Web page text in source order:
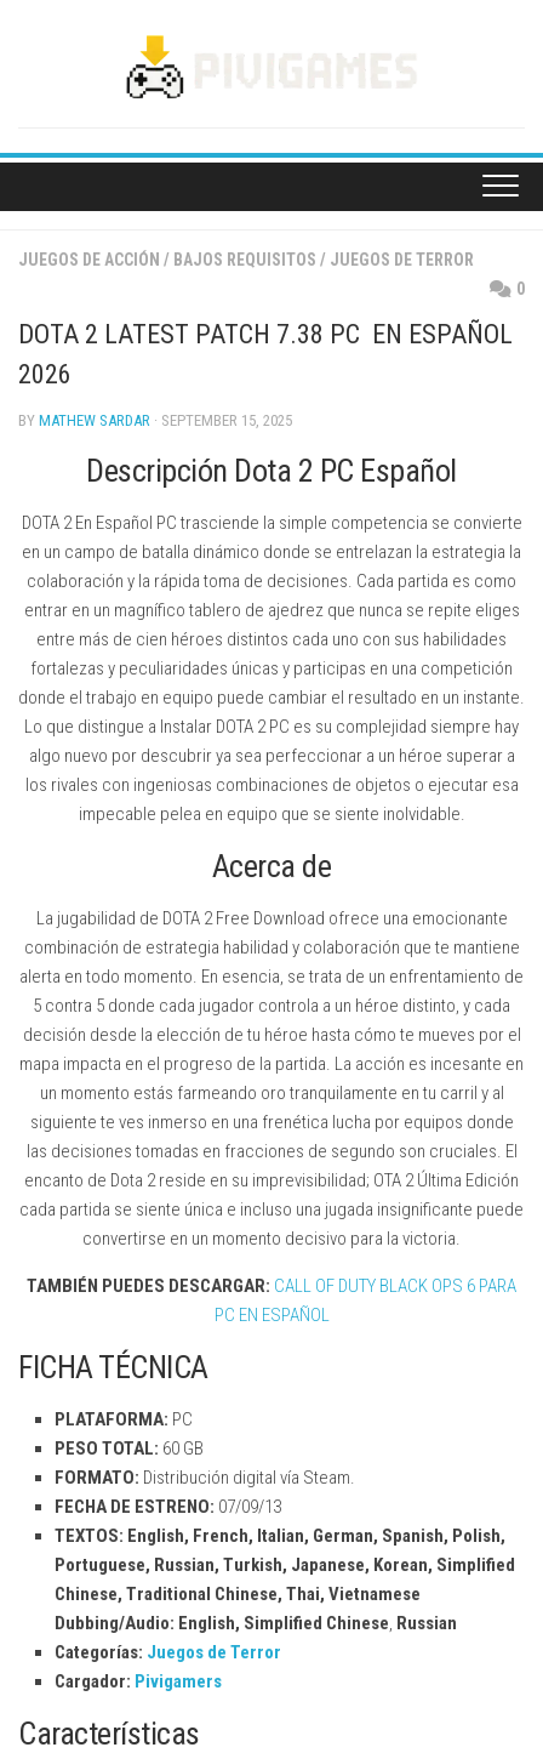
JUEGOS DE ACCIÓN / BAJOS REQUISITOS / JUEGOS DE TERROR
0
DOTA 2 LATEST PATCH 7.38 PC EN ESPAÑOL
2026
BY MATHEW SARDAR · SEPTEMBER 15, 2025
Descripción Dota 2 PC Español
DOTA 2 En Español PC trasciende la simple competencia se convierte
en un campo de batalla dinámico donde se entrelazan la estrategia la
colaboración y la rápida toma de decisiones. Cada partida es como
entrar en un magnífico tablero de ajedrez que nunca se repite eliges
entre más de cien héroes distintos cada uno con sus habilidades
fortalezas y peculiaridades únicas y participas en una competición
donde el trabajo en equipo puede cambiar el resultado en un instante.
Lo que distingue a Instalar DOTA 2 PC es su complejidad siempre hay
algo nuevo por descubrir ya sea perfeccionar a un héroe superar a
los rivales con ingeniosas combinaciones de objetos o ejecutar esa
impecable pelea en equipo que se siente inolvidable.
Acerca de
La jugabilidad de DOTA 2 Free Download ofrece una emocionante
combinación de estrategia habilidad y colaboración que te mantiene
alerta en todo momento. En esencia, se trata de un enfrentamiento de
5 contra 5 donde cada jugador controla a un héroe distinto, y cada
decisión desde la elección de tu héroe hasta cómo te mueves por el
mapa impacta en el progreso de la partida. La acción es incesante en
un momento estás farmeando oro tranquilamente en tu carril y al
siguiente te ves inmerso en una frenética lucha por equipos donde
las decisiones tomadas en fracciones de segundo son cruciales. El
encanto de Dota 2 reside en su imprevisibilidad; OTA 2 Última Edición
cada partida se siente única e incluso una jugada insignificante puede
convertirse en un momento decisivo para la victoria.
TAMBIÉN PUEDES DESCARGAR: CALL OF DUTY BLACK OPS 6 PARA
PC EN ESPAÑOL
FICHA TÉCNICA
PLATAFORMA: PC
PESO TOTAL: 60 GB
FORMATO: Distribución digital vía Steam.
FECHA DE ESTRENO: 07/09/13
TEXTOS: English, French, Italian, German, Spanish, Polish,
Portuguese, Russian, Turkish, Japanese, Korean, Simplified
Chinese, Traditional Chinese, Thai, Vietnamese
Dubbing/Audio: English, Simplified Chinese, Russian
Categorías: Juegos de Terror
Cargador: Pivigamers
Características